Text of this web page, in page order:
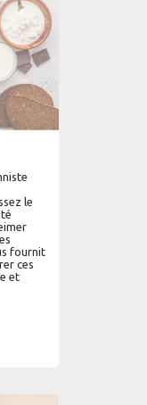
le
fournit
ces
et
PLUS...